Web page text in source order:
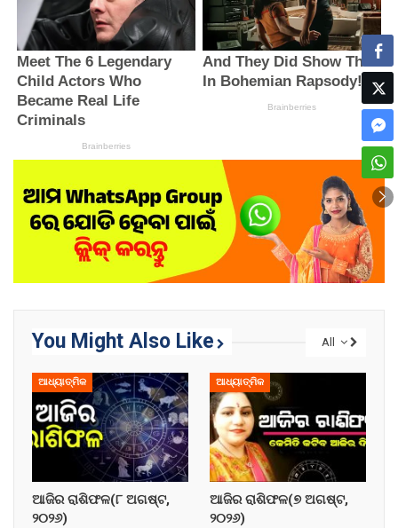
All
You Might Also Like
ଆଧ୍ୟାତ୍ମିକ
ଆଜିର ରାଶିଫଳ(୮ ଅଗଷ୍ଟ,
୨୦୨୬)
ଆଧ୍ୟାତ୍ମିକ
ଆଜିର ରାଶିଫଳ(୭ ଅଗଷ୍ଟ,
୨୦୨୬)